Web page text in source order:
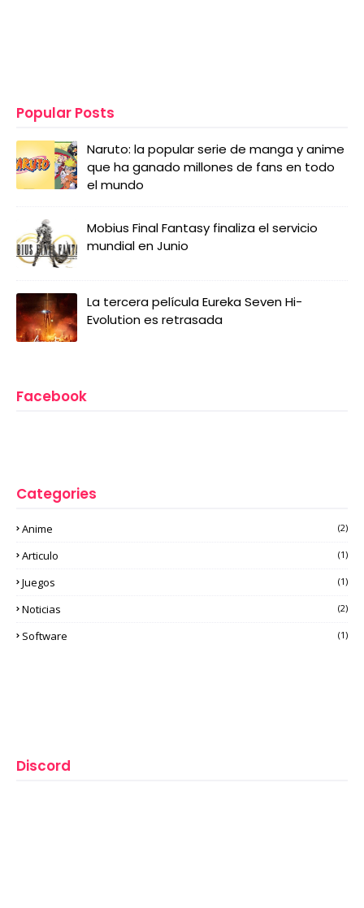
Popular Posts
Naruto: la popular serie de manga y anime
que ha ganado millones de fans en todo
el mundo
Mobius Final Fantasy finaliza el servicio
mundial en Junio
La tercera película Eureka Seven Hi-
Evolution es retrasada
Facebook
Categories
Anime (2)
Articulo (1)
Juegos (1)
Noticias (2)
Software (1)
Discord